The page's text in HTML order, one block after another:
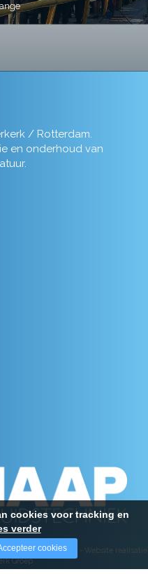
/ Rotterdam.
en onderhoud van
voorwaarden - Website realisatie
Groep
cookies voor tracking en
verder
cookies